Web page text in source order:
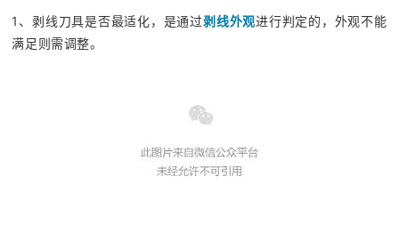
1、剥线刀具是否最适化，是通过剥线外观进行判定的，外观不能
满足则需调整。